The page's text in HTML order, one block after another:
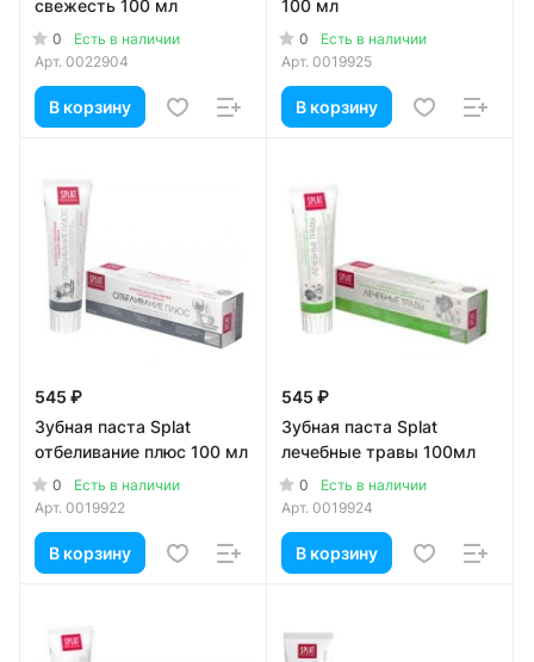
свежесть 100 мл
0
Есть в наличии
Арт. 0022904
В корзину
100 мл
0
Есть в наличии
Арт. 0019925
В корзину
545 ₽
Зубная паста Splat
отбеливание плюс 100 мл
0
Есть в наличии
Арт. 0019922
В корзину
545 ₽
Зубная паста Splat
лечебные травы 100мл
0
Есть в наличии
Арт. 0019924
В корзину